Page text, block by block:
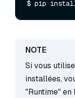
multimodale
Si vous
installées,
"Runtime" en